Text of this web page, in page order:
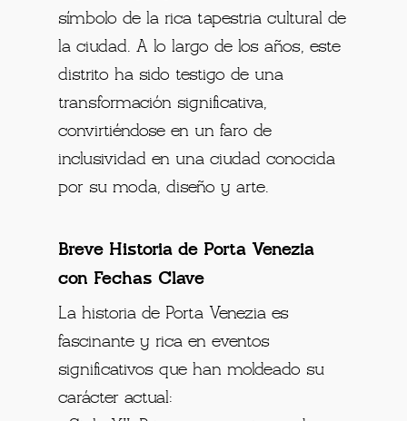
símbolo de la rica tapestria cultural de
la ciudad. A lo largo de los años, este
distrito ha sido testigo de una
transformación significativa,
convirtiéndose en un faro de
inclusividad en una ciudad conocida
por su moda, diseño y arte.
Breve Historia de Porta Venezia
con Fechas Clave
La historia de Porta Venezia es
fascinante y rica en eventos
significativos que han moldeado su
carácter actual: